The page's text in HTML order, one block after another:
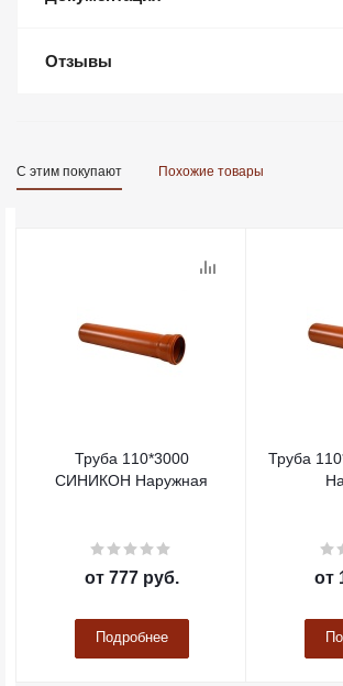
Отзывы
С этим покупают Похожие товары
Труба 110*3000
СИНИКОН Наружная
от 777 руб.
Подробнее
Труба
от